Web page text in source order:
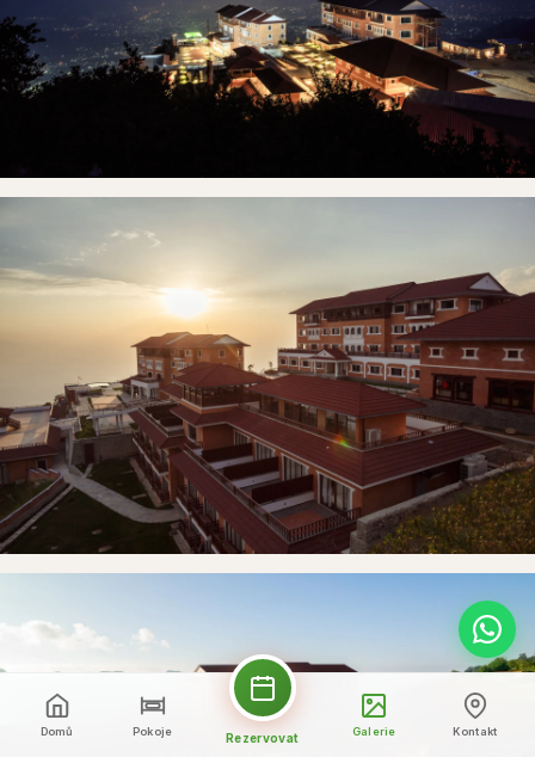
Domů Pokoje Rezervovat Galerie Kontakt